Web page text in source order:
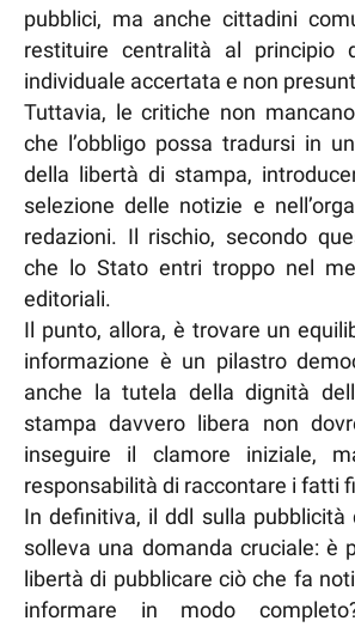
pubblici, ma anche cittadini
restituire centralità al principio
individuale accertata e non
Tuttavia, le critiche non
che l’obbligo possa tradursi in
della libertà di stampa,
selezione delle notizie e
redazioni. Il rischio, secondo
che lo Stato entri troppo nel
editoriali.
Il punto, allora, è trovare un
informazione è un pilastro
anche la tutela della dignità
stampa davvero libera non
inseguire il clamore iniziale,
responsabilità di raccontare i fatti
In definitiva, il ddl sulla pubblicità
solleva una domanda cruciale: è
libertà di pubblicare ciò che fa
informare in modo